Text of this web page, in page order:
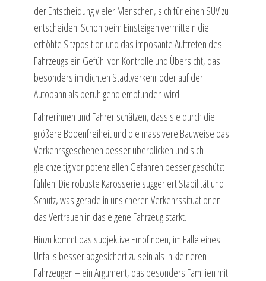
der Entscheidung vieler Menschen, sich für einen SUV zu
entscheiden. Schon beim Einsteigen vermitteln die
erhöhte Sitzposition und das imposante Auftreten des
Fahrzeugs ein Gefühl von Kontrolle und Übersicht, das
besonders im dichten Stadtverkehr oder auf der
Autobahn als beruhigend empfunden wird.
Fahrerinnen und Fahrer schätzen, dass sie durch die
größere Bodenfreiheit und die massivere Bauweise das
Verkehrsgeschehen besser überblicken und sich
gleichzeitig vor potenziellen Gefahren besser geschützt
fühlen. Die robuste Karosserie suggeriert Stabilität und
Schutz, was gerade in unsicheren Verkehrssituationen
das Vertrauen in das eigene Fahrzeug stärkt.
Hinzu kommt das subjektive Empfinden, im Falle eines
Unfalls besser abgesichert zu sein als in kleineren
Fahrzeugen – ein Argument, das besonders Familien mit